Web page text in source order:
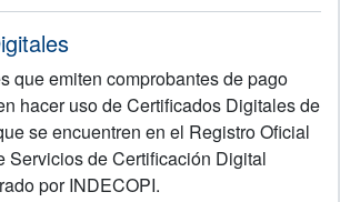
que emiten comprobantes de pago
hacer uso de Certificados Digitales de
se encuentren en el Registro Oficial
Servicios de Certificación Digital
por INDECOPI.